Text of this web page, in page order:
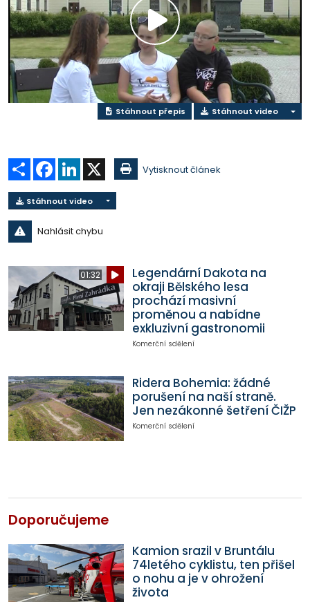
Přehrát
video
Stáhnout přepis Stáhnout video
Sdílet Facebook
LinkedIn Vytisknout článek
Stáhnout video
Nahlásit chybu
01:32
Legendární Dakota na
okraji Bělského lesa
prochází masivní
proměnou a nabídne
exkluzivní gastronomii
Komerční sdělení
Ridera Bohemia: žádné
porušení na naší straně.
Jen nezákonné šetření ČIŽP
Komerční sdělení
Doporučujeme
Kamion srazil v Bruntálu
74letého cyklistu, ten přišel
o nohu a je v ohrožení
života